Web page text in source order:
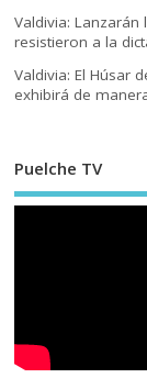
Valdivia:
resistieron a la
Valdivia: El Húsar
exhibirá de
Puelche TV